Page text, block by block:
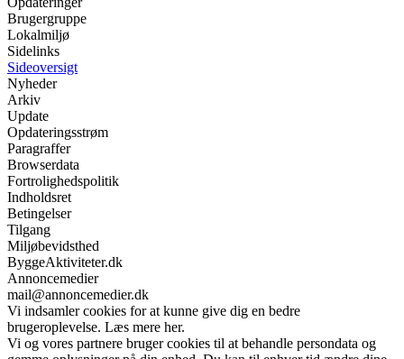
Brugergruppe
Lokalmiljø
Sidelinks
Sideoversigt
Nyheder
Arkiv
Update
Opdateringsstrøm
Paragraffer
Browserdata
Fortrolighedspolitik
Indholdsret
Betingelser
Tilgang
Miljøbevidsthed
ByggeAktiviteter.dk
Annoncemedier
mail@annoncemedier.dk
Vi indsamler cookies for at kunne give dig en bedre
brugeroplevelse. Læs mere her.
Vi og vores partnere bruger cookies til at behandle persondata og